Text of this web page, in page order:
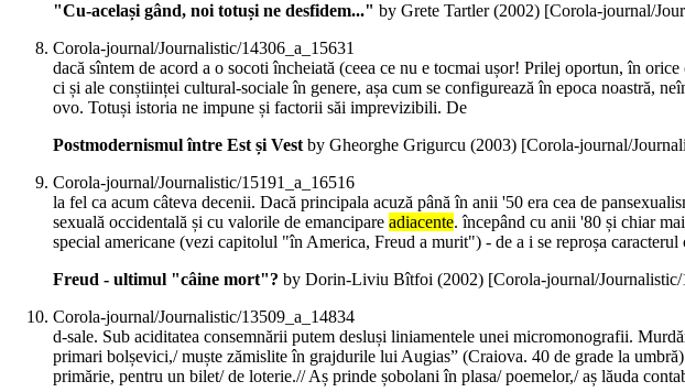
"Cu-același gând, noi totuși ne desfidem..." by Grete Tartler (2002) [Corola-journal/
Corola-journal/Journalistic/14306_a_15631
dacă sîntem de acord a o socoti încheiată (ceea ce nu e tocmai ușor! Prilej oportun, în
ci și ale conștiinței cultural-sociale în genere, așa cum se configurează în epoca noastră,
ovo. Totuși istoria ne impune și factorii săi imprevizibili. De
Postmodernismul între Est și Vestby Gheorghe Grigurcu (2003) [Corola-journal/
Corola-journal/Journalistic/15191_a_16516
la fel ca acum câteva decenii. Dacă principala acuză până în anii '50 era cea de
sexuală occidentală și cu valorile de emancipare adiacente. începând cu anii '80 și chiar
special americane (vezi capitolul "în America, Freud a murit") - de a i se reproșa caracterul
Freud - ultimul "câine mort"? by Dorin-Liviu Bîtfoi (2002) [Corola-journal/
Corola-journal/Journalistic/13509_a_14834
d-sale. Sub aciditatea consemnării putem desluși liniamentele unei micromonografii.
primari bolșevici,/ muște zămislite în grajdurile lui Augias” (Craiova. 40 de grade la
primărie, pentru un bilet/ de loterie.// Aș prinde șobolani în plasa/ poemelor,/ aș lăuda